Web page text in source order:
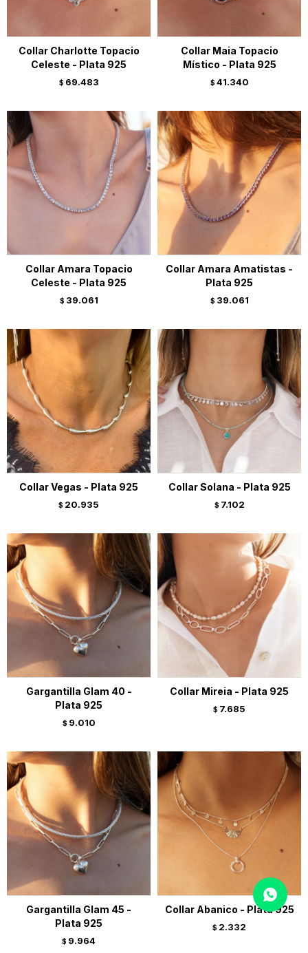
Collar Charlotte Topacio
Celeste - Plata 925
$ 69.483
Collar Maia Topacio
Místico - Plata 925
$ 41.340
Collar Amara Topacio
Celeste - Plata 925
$ 39.061
Collar Amara Amatistas -
Plata 925
$ 39.061
Collar Vegas - Plata 925
$ 20.935
Collar Solana - Plata 925
$ 7.102
Gargantilla Glam 40 -
Plata 925
$ 9.010
Collar Mireia - Plata 925
$ 7.685
Gargantilla Glam 45 -
Plata 925
$ 9.964
Collar Abanico - Plata 925
$ 2.332